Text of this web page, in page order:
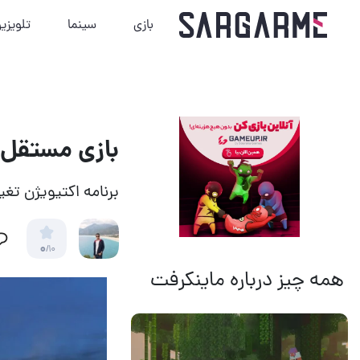
بازی سینما
همه چیز درباره ماینکرفت
بازی
برنامه اکتیویژن
0/10